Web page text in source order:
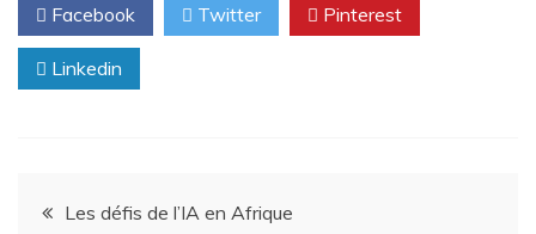
Facebook Twitter Pinterest
Linkedin
Les défis de l’IA en Afrique